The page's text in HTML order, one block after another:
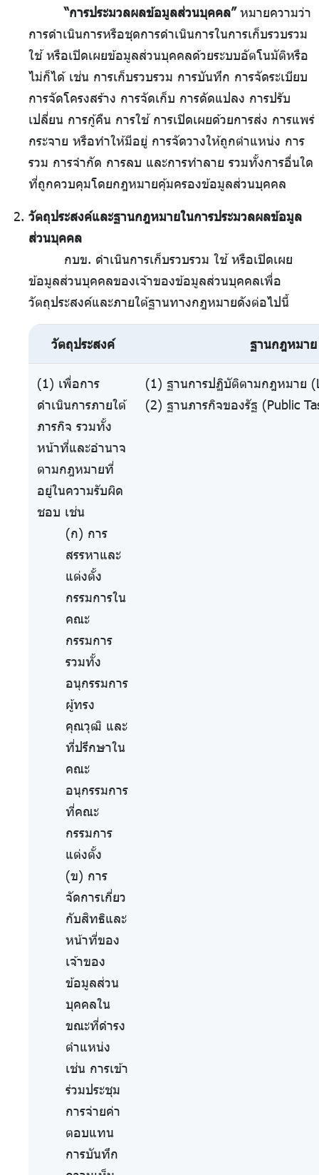
“การประมวลผลข้อมูลส่วนบุคคล”หมายความว่า
การดำเนินการหรือชุดการดำเนินการในการเก็บรวบรวม
ใช้ หรือเปิดเผยข้อมูลส่วนบุคคลด้วยระบบอัตโนมัติหรือ
ไม่ก็ได้ เช่น การเก็บรวบรวม การบันทึก การจัดระเบียบ
การจัดโครงสร้าง การจัดเก็บ การดัดแปลง การปรับ
เปลี่ยน การกู้คืน การใช้ การเปิดเผยด้วยการส่ง การแพร่
กระจาย หรือทำให้มีอยู่ การจัดวางให้ถูกตำแหน่ง การ
รวม การจำกัด การลบ และการทำลาย รวมทั้งการอื่นใด
ที่ถูกควบคุมโดยกฎหมายคุ้มครองข้อมูลส่วนบุคคล
วัตถุประสงค์และฐานกฎหมายในการประมวลผลข้อมูล
ส่วนบุคคล
กบข. ดำเนินการเก็บรวบรวม ใช้ หรือเปิดเผย
ข้อมูลส่วนบุคคลของเจ้าของข้อมูลส่วนบุคคลเพื่อ
วัตถุประสงค์และภายใต้ฐานทางกฎหมายดังต่อไปนี้
วัตถุประสงค์ ฐานกฎหมาย
(1) เพื่อการ
ดำเนินการภายใต้
ภารกิจ รวมทั้ง
หน้าที่และอำนาจ
ตามกฎหมายที่
อยู่ในความรับผิด
ชอบ เช่น
(ก) การ
สรรหาและ
แต่งตั้ง
กรรมการใน
คณะ
กรรมการ
รวมทั้ง
อนุกรรมการ
ผู้ทรง
คุณวุฒิ และ
ที่ปรึกษาใน
คณะ
อนุกรรมการ
ที่คณะ
กรรมการ
แต่งตั้ง
(ข) การ
จัดการเกี่ยว
กับสิทธิและ
หน้าที่ของ
เจ้าของ
ข้อมูลส่วน
บุคคลใน
ขณะที่ดำรง
ตำแหน่ง
เช่น การเข้า
ร่วมประชุม
การจ่ายค่า
ตอบแทน
การบันทึก
(1) ฐานการปฏิบัติตามกฎหมาย
(2) ฐานภารกิจของรัฐ (Public